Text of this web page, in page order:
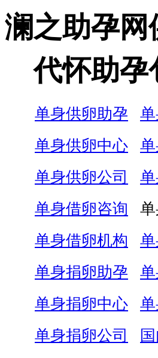
澜之助孕网
代怀助孕
单身供卵助孕
单身供卵中心
单身供卵公司
单身借卵咨询
单身借卵机构
单身捐卵助孕
单身捐卵中心
单身捐卵公司